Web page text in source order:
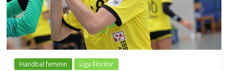
Handbal feminin Liga Florilor